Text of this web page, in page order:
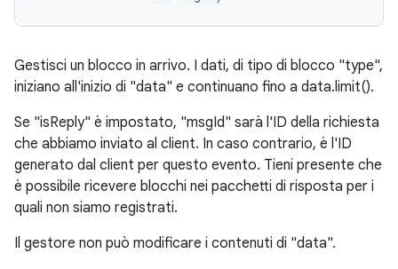
Gestisci un blocco in arrivo. I dati, di tipo di blocco "type",
iniziano all'inizio di "data" e continuano fino a data.limit().
Se "isReply" è impostato, "msgId" sarà l'ID della richiesta
che abbiamo inviato al client. In caso contrario, è l'ID
generato dal client per questo evento. Tieni presente che
è possibile ricevere blocchi nei pacchetti di risposta per i
quali non siamo registrati.
Il gestore non può modificare i contenuti di "data".